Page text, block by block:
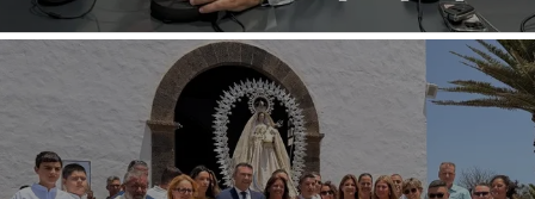
Dolores Corujo estaba en un fiesta
aquí y al día siguiente no está en el